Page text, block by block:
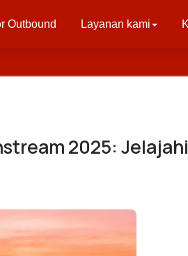
Outbound Layanan kami
2025: Jelajahi